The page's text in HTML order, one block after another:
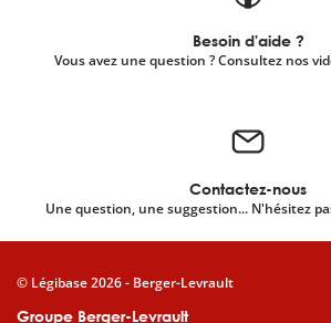
Besoin d'aide ?
Vous avez une question ? Consultez nos
Contactez-nous
Une question, une suggestion... N'hésitez
Groupe Berger-Levrault
© Légibase 2026 - Berger-Levrault